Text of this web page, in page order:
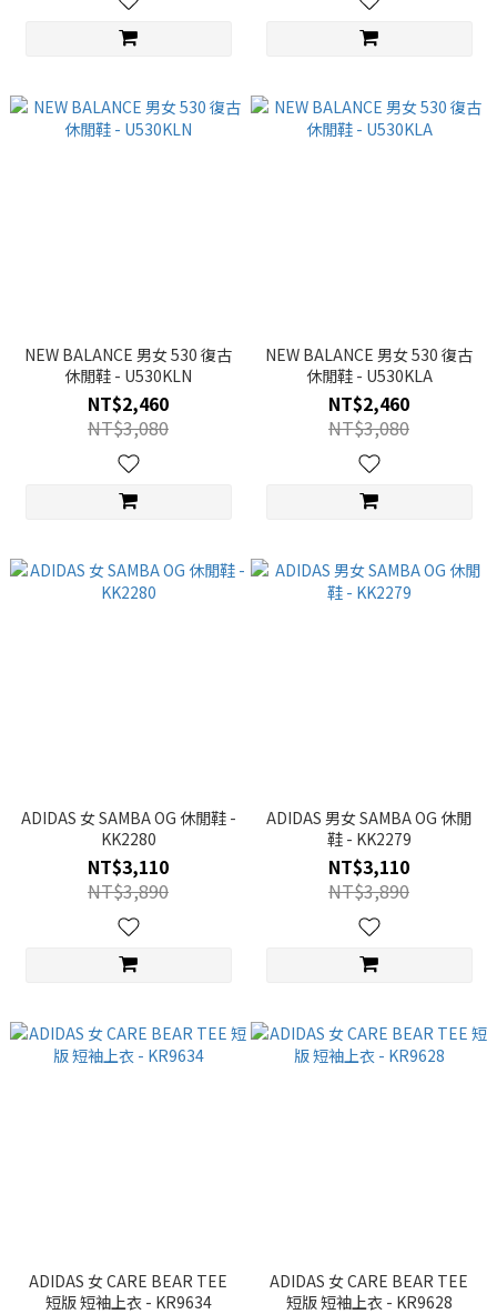
NEW BALANCE 男女 530 復古
休閒鞋 - U530KLN
NT$2,460
NT$3,080
NEW BALANCE 男女 530 復古
休閒鞋 - U530KLA
NT$2,460
NT$3,080
ADIDAS 女 SAMBA OG 休閒鞋 -
KK2280
NT$3,110
NT$3,890
ADIDAS 男女 SAMBA OG 休閒
鞋 - KK2279
NT$3,110
NT$3,890
ADIDAS 女 CARE BEAR TEE
短版 短袖上衣 - KR9634
ADIDAS 女 CARE BEAR TEE
短版 短袖上衣 - KR9628